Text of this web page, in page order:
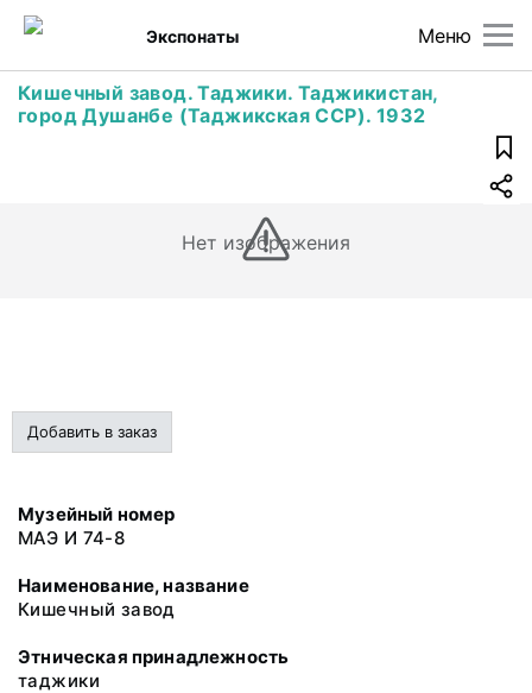
Меню
Экспонаты
Кишечный завод. Таджики. Таджикистан,
город Душанбе (Таджикская ССР). 1932
Нет изображения
Добавить в заказ
Музейный номер
МАЭ И 74-8
Наименование, название
Кишечный завод
Этническая принадлежность
таджики